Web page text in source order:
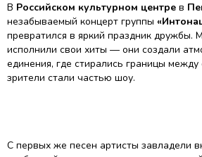
В Российском культурном центре в
незабываемый концерт группы
превратился в яркий праздник дружбы.
исполнили свои хиты — они создали
единения, где стирались границы
зрители стали частью шоу.
С первых же песен артисты завладели